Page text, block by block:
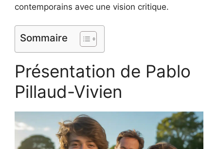
contemporains avec une vision critique.
Sommaire
Présentation de Pablo
Pillaud-Vivien